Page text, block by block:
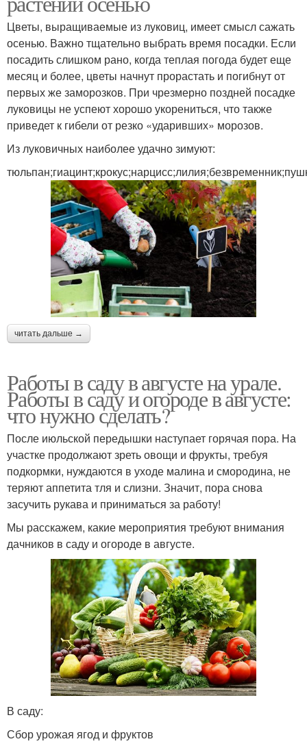
Цветы, выращиваемые из луковиц, имеет смысл сажать
осенью. Важно тщательно выбрать время посадки. Если
посадить слишком рано, когда теплая погода будет еще
месяц и более, цветы начнут прорастать и погибнут от
первых же заморозков. При чрезмерно поздней посадке
луковицы не успеют хорошо укорениться, что также
приведет к гибели от резко «ударивших» морозов.
Из луковичных наиболее удачно зимуют:
читать дальше →
Работы в саду в августе на урале.
Работы в саду и огороде в августе:
что нужно сделать?
После июльской передышки наступает горячая пора. На
участке продолжают зреть овощи и фрукты, требуя
подкормки, нуждаются в уходе малина и смородина, не
теряют аппетита тля и слизни. Значит, пора снова
засучить рукава и приниматься за работу!
Мы расскажем, какие мероприятия требуют внимания
дачников в саду и огороде в августе.
В саду:
Сбор урожая ягод и фруктов